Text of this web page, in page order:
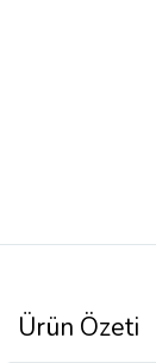
Ürün Özeti